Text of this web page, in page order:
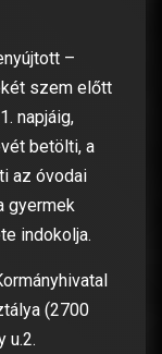
–
szem előtt
napjáig,
betölti, a
az óvodai
gyermek
indokolja.
(2700
u.2.